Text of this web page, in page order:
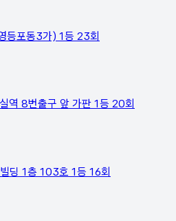
등포동3가) 1등 23회
역 8번출구 앞 가판 1등 20회
딩 1층 103호 1등 16회